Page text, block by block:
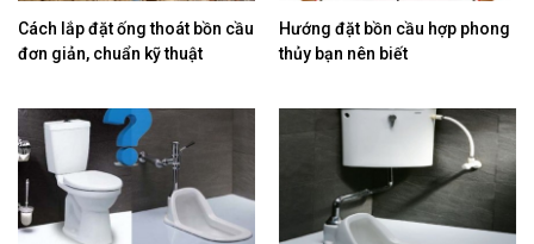
Cách lắp đặt ống thoát bồn cầu
đơn giản, chuẩn kỹ thuật
Hướng đặt bồn cầu hợp phong
thủy bạn nên biết